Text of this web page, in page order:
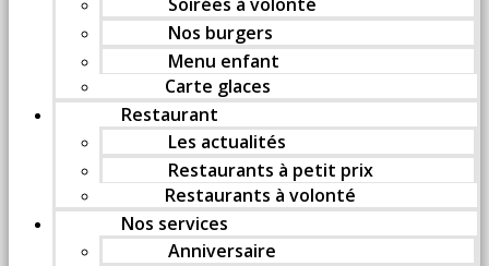
Nos burgers
Menu enfant
Carte glaces
Restaurant
Les actualités
Restaurants à petit prix
Restaurants à volonté
Nos services
Anniversaire